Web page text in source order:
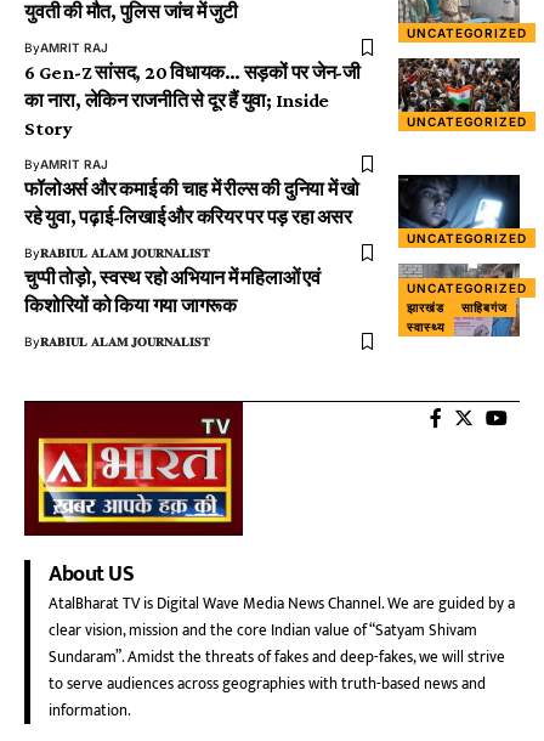
UNCATEGORIZED
युवती की मौत, पुलिस जांच में जुटी
ByAMRIT RAJ
UNCATEGORIZED
6 Gen-Z सांसद, 20 विधायक… सड़कों पर जेन-जी
का नारा, लेकिन राजनीति से दूर हैं युवा; Inside
Story
ByAMRIT RAJ
UNCATEGORIZED
फॉलोअर्स और कमाई की चाह में रील्स की दुनिया में खो
रहे युवा, पढ़ाई-लिखाई और करियर पर पड़ रहा असर
By𝐑𝐀𝐁𝐈𝐔𝐋 𝐀𝐋𝐀𝐌 𝐉𝐎𝐔𝐑𝐍𝐀𝐋𝐈𝐒𝐓
UNCATEGORIZED
झारखंड
साहिबगंज
स्वास्थ्य
चुप्पी तोड़ो, स्वस्थ रहो अभियान में महिलाओं एवं
किशोरियों को किया गया जागरूक
By𝐑𝐀𝐁𝐈𝐔𝐋 𝐀𝐋𝐀𝐌 𝐉𝐎𝐔𝐑𝐍𝐀𝐋𝐈𝐒𝐓
About US
AtalBharat TV is Digital Wave Media News Channel. We are guided by a
clear vision, mission and the core Indian value of “Satyam Shivam
Sundaram”. Amidst the threats of fakes and deep-fakes, we will strive
to serve audiences across geographies with truth-based news and
information.